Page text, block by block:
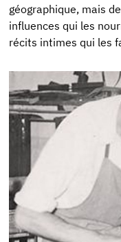
géographique, mais
influences qui les
récits intimes qui les